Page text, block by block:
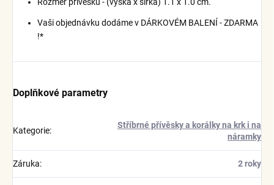
Rozměr přívěsku - (výška x šířka) 1.1 x 1.0 cm.
Vaši objednávku dodáme v DÁRKOVÉM BALENÍ - ZDARMA
!*
Doplňkové parametry
Kategorie:
Stříbrné přívěsky a korálky na krk i na
náramky
Záruka: 2 roky